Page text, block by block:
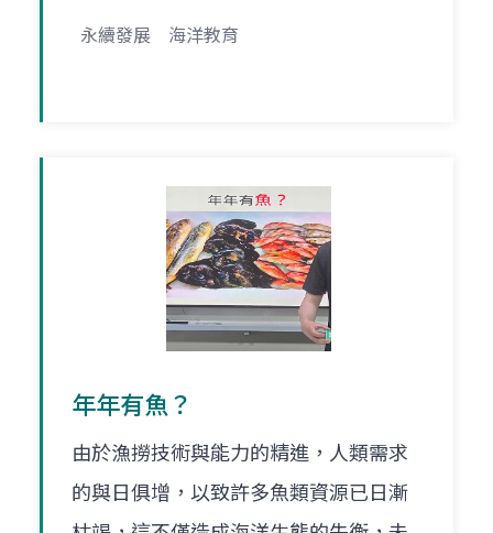
永續發展 海洋教育
年年有魚？
由於漁撈技術與能力的精進，人類需求
的與日俱增，以致許多魚類資源已日漸